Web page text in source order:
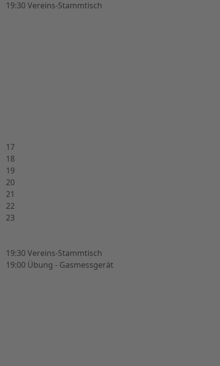
19:30 Vereins-Stammtisch
17
18
19
20
21
22
23
19:30 Vereins-Stammtisch
19:00 Übung - Gasmessgerät